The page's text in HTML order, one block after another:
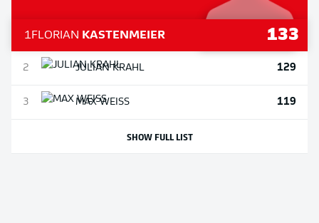
1FLORIAN KASTENMEIER 133
2 JULIANKRAHL 129
3 MAXWEISS 119
SHOW FULL LIST